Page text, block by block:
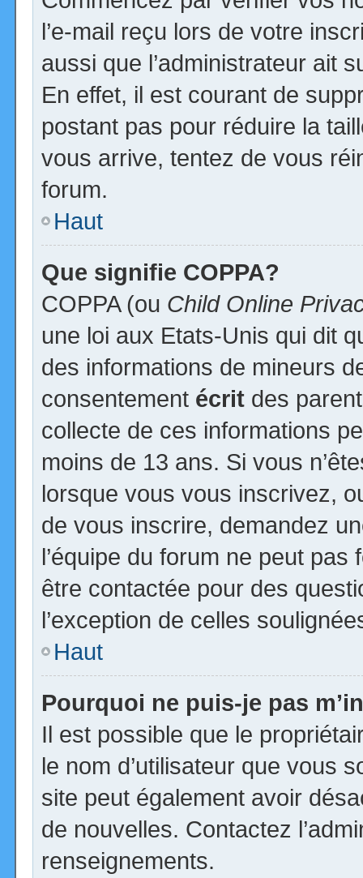
l’e-mail reçu lors de votre
aussi que l’administrateur ait
En effet, il est courant de
postant pas pour réduire la
vous arrive, tentez de vous
forum.
Haut
Que signifie COPPA?
COPPA (ou Child Online
une loi aux Etats-Unis qui dit
des informations de mineurs
consentement écrit des
collecte de ces informations
moins de 13 ans. Si vous
lorsque vous vous inscrivez,
de vous inscrire, demandez
l’équipe du forum ne peut
être contactée pour des
l’exception de celles
Haut
Pourquoi ne puis-je pas
Il est possible que le
le nom d’utilisateur que vous
site peut également avoir
de nouvelles. Contactez
renseignements.